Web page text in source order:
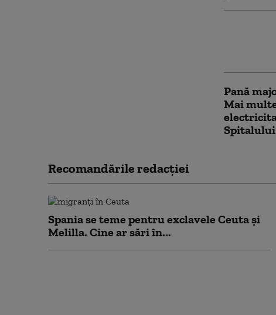
Pană
Mai
Spitalului
Recomandările redacţiei
Spania se teme pentru exclavele Ceuta și
Melilla. Cine ar sări în...